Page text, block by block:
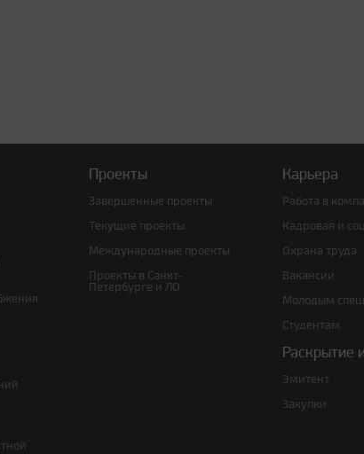
Проекты
Завершенные проекты
Текущие проекты
Международные проекты
Проекты в Санкт-
Петербурге и ЛО
Карьера
Работа в
Кадровая и
Охрана труда
Вакансии
Молодым
Студентам
Раскрытие
Эмитент
Закупки